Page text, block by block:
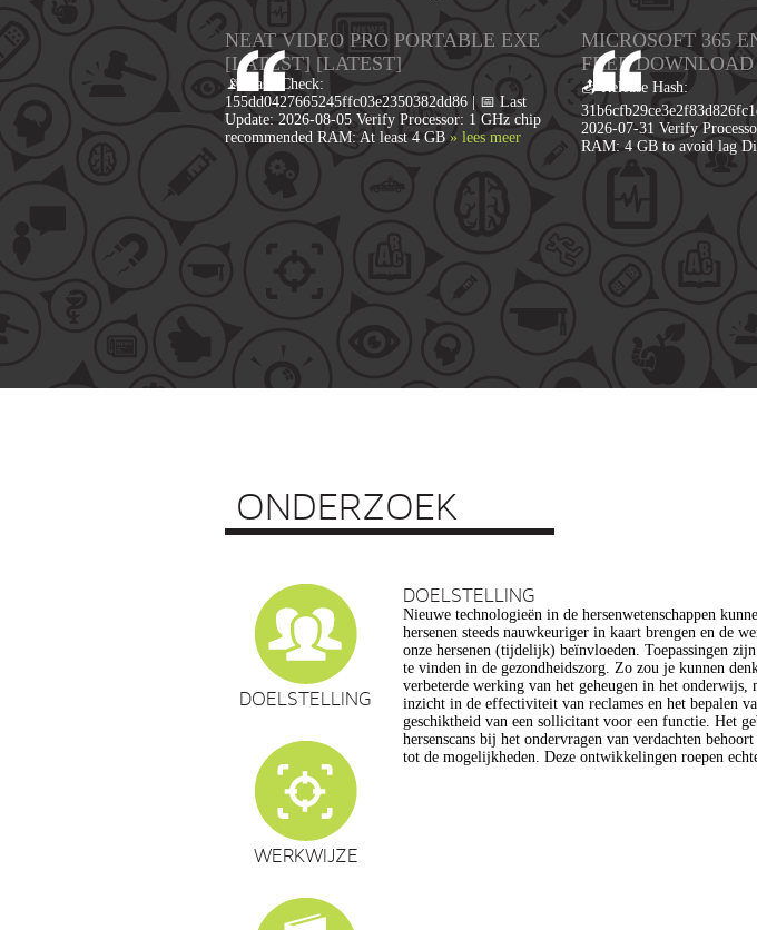
NEAT VIDEO PRO PORTABLE EXE
[LATEST] [LATEST]
📡 Hash Check:
155dd0427665245ffc03e2350382dd86 | 📅 Last
Update: 2026-08-05 Verify Processor: 1 GHz chip
recommended RAM: At least 4 GB » lees meer
MICROSOFT 365
FRЕЕ
📤 Release Hash:
2026-07-31 Verify
RAM: 4 GB to avoid lag
ONDERZOEK
DOELSTELLING
WERKWIJZE
DOELSTELLING
Nieuwe technologieën in de hersenwetenschappen
hersenen steeds nauwkeuriger in kaart brengen en de
onze hersenen (tijdelijk) beïnvloeden. Toepassingen
te vinden in de gezondheidszorg. Zo zou je kunnen
verbeterde werking van het geheugen in het onderwijs,
inzicht in de effectiviteit van reclames en het bepalen
geschiktheid van een sollicitant voor een functie. Het
hersenscans bij het ondervragen van verdachten behoort
tot de mogelijkheden. Deze ontwikkelingen roepen
vragen op, onder meer op het gebied van de ethiek
privacy, gelijkheid, stigmatisering), volksgezondheid
en veranderingen in ons normen en waarden stelsel.
commerciële toepassing van een aantal van deze
een extra reden voor zorg. Het doel van dit project is
maatschappelijk verantwoorde ontwikkeling van
de hersenwetenschappen te realiseren, met een